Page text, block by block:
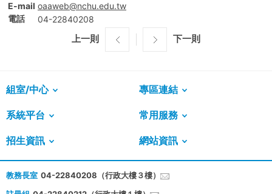
E-mail oaaweb@nchu.edu.tw
電話
04-22840208
上一則 下一則
組室/中心 專區連結
系統平台 常用服務
招生資訊 網站資訊
教務長室 04-22840208（行政大樓３樓）